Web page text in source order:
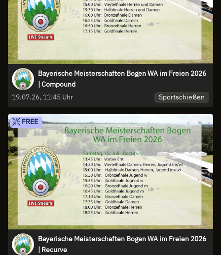
Bayerische Meisterschaften Bogen WA im Freien 2026
| Compound
19.07.26, 11:45 Uhr
Sportschießen
FREE
Bayerische Meisterschaften Bogen WA im Freien 2026
| Recurve